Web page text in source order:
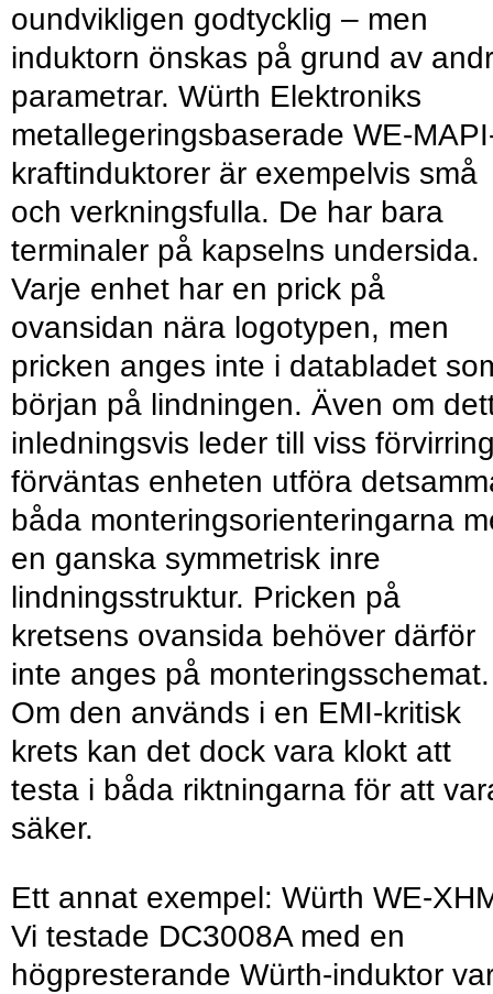
oundvikligen godtycklig – men
induktorn önskas på grund av
parametrar. Würth Elektroniks
metallegeringsbaserade WE-
kraftinduktorer är exempelvis små
och verkningsfulla. De har bara
terminaler på kapselns undersida.
Varje enhet har en prick på
ovansidan nära logotypen, men
pricken anges inte i databladet
början på lindningen. Även om
inledningsvis leder till viss
förväntas enheten utföra
båda monteringsorienteringarna
en ganska symmetrisk inre
lindningsstruktur. Pricken på
kretsens ovansida behöver därför
inte anges på monteringsschemat.
Om den används i en EMI-kritisk
krets kan det dock vara klokt att
testa i båda riktningarna för att
säker.
Ett annat exempel: Würth WE-
Vi testade DC3008A med en
högpresterande Würth-induktor